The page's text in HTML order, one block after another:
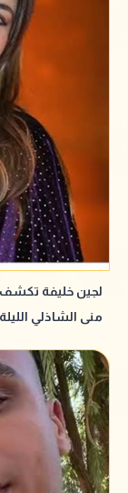
لجين خليفة
منى الشاذلي الليلة